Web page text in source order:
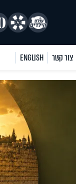
צור קשר ENGLISH